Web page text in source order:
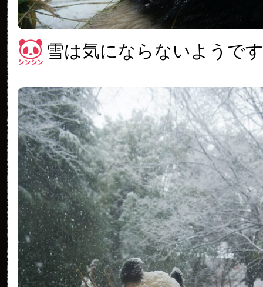
雪は気にならないようです